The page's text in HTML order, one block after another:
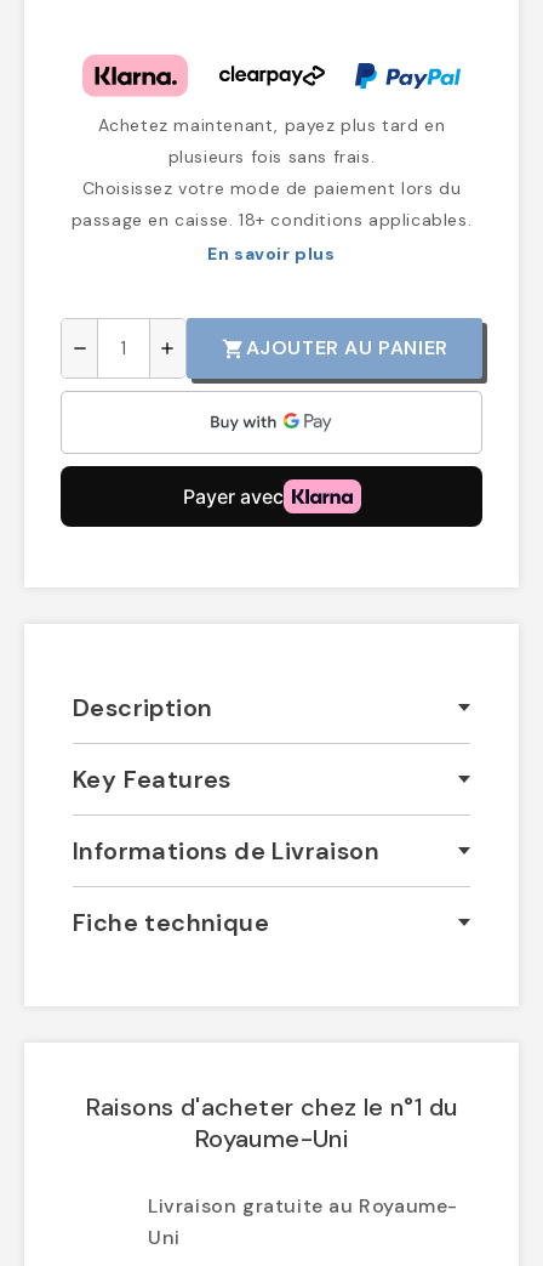
Achetez maintenant, payez plus tard en
plusieurs fois sans frais.
Choisissez votre mode de paiement lors du
passage en caisse. 18+ conditions applicables.
En savoir plus
remove add shopping_cartAJOUTER AU PANIER
Description
Key Features
Informations de Livraison
Fiche technique
Raisons d'acheter chez le n°1 du
Royaume-Uni
Livraison gratuite au Royaume-
Uni